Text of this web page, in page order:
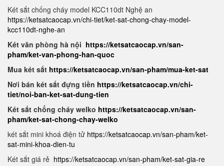
Két sắt chống cháy model KCC110dt Nghệ an
https://ketsatcaocap.vn/chi-tiet/ket-sat-chong-chay-model-
kcc110dt-nghe-an
Két văn phòng hà nội https://ketsatcaocap.vn/san-
pham/ket-van-phong-han-quoc
Mua két sắt https://ketsatcaocap.vn/san-pham/mua-ket-sat
Nơi bán két sắt đựng tiền https://ketsatcaocap.vn/chi-
tiet/noi-ban-ket-sat-dung-tien
Két sắt chống cháy welko https://ketsatcaocap.vn/san-
pham/ket-sat-chong-chay-welko
két sắt mini khoá điện tử https://ketsatcaocap.vn/san-pham/ket-
sat-mini-khoa-dien-tu
Két sắt giá rẻ https://ketsatcaocap.vn/san-pham/ket-sat-gia-re